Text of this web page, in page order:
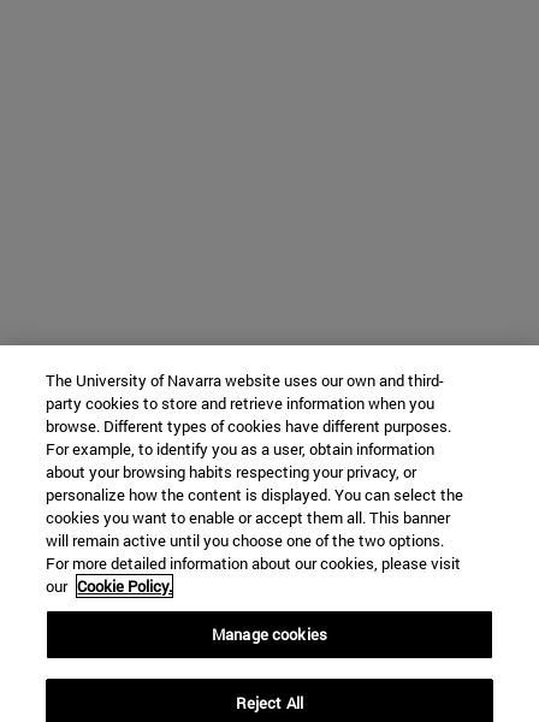
The University of Navarra website uses our own and third-
party cookies to store and retrieve information when you
browse. Different types of cookies have different purposes.
For example, to identify you as a user, obtain information
about your browsing habits respecting your privacy, or
personalize how the content is displayed. You can select the
cookies you want to enable or accept them all. This banner
will remain active until you choose one of the two options.
For more detailed information about our cookies, please visit
our Cookie Policy.
Manage cookies
Reject All